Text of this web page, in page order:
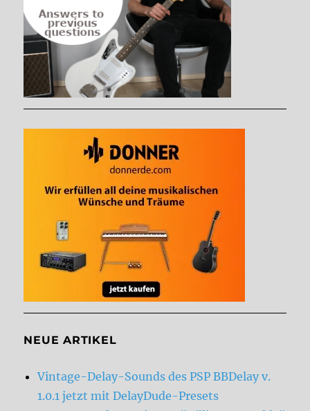
NEUE ARTIKEL
Vintage-Delay-Sounds des PSP BBDelay v.
1.0.1 jetzt mit DelayDude-Presets